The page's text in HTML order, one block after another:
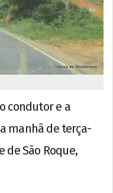
condutor e a
manhã de terça-
de São Roque,